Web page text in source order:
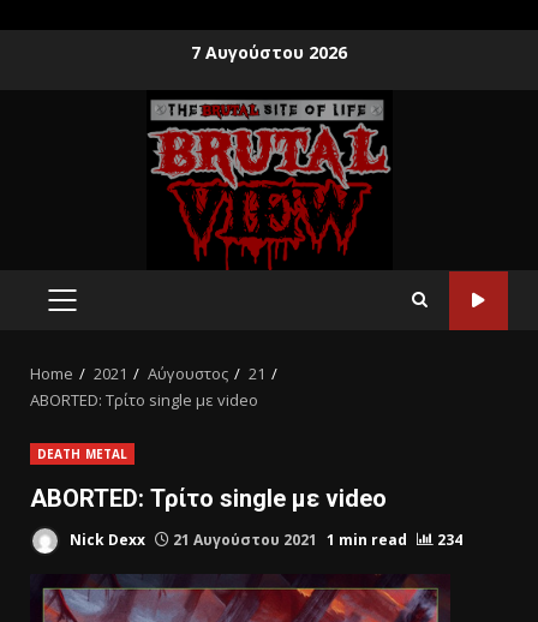
7 Αυγούστου 2026
Home 2021 Αύγουστος
21
ABORTED: Τρίτο single με video
DEATH METAL
ABORTED: Τρίτο single με video
Nick Dexx 21 Αυγούστου 2021 1 min read 234